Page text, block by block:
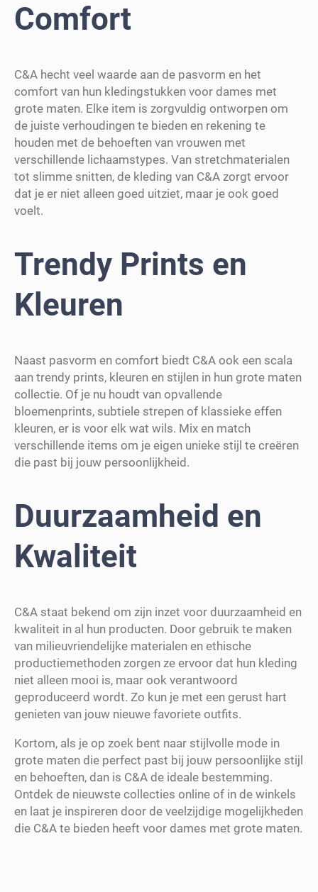
Comfort
C&A hecht veel waarde aan de pasvorm en het
comfort van hun kledingstukken voor dames met
grote maten. Elke item is zorgvuldig ontworpen om
de juiste verhoudingen te bieden en rekening te
houden met de behoeften van vrouwen met
verschillende lichaamstypes. Van stretchmaterialen
tot slimme snitten, de kleding van C&A zorgt ervoor
dat je er niet alleen goed uitziet, maar je ook goed
voelt.
Trendy Prints en
Kleuren
Naast pasvorm en comfort biedt C&A ook een scala
aan trendy prints, kleuren en stijlen in hun grote maten
collectie. Of je nu houdt van opvallende
bloemenprints, subtiele strepen of klassieke effen
kleuren, er is voor elk wat wils. Mix en match
verschillende items om je eigen unieke stijl te creëren
die past bij jouw persoonlijkheid.
Duurzaamheid en
Kwaliteit
C&A staat bekend om zijn inzet voor duurzaamheid en
kwaliteit in al hun producten. Door gebruik te maken
van milieuvriendelijke materialen en ethische
productiemethoden zorgen ze ervoor dat hun kleding
niet alleen mooi is, maar ook verantwoord
geproduceerd wordt. Zo kun je met een gerust hart
genieten van jouw nieuwe favoriete outfits.
Kortom, als je op zoek bent naar stijlvolle mode in
grote maten die perfect past bij jouw persoonlijke stijl
en behoeften, dan is C&A de ideale bestemming.
Ontdek de nieuwste collecties online of in de winkels
en laat je inspireren door de veelzijdige mogelijkheden
die C&A te bieden heeft voor dames met grote maten.